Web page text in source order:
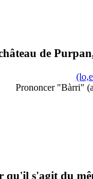
de
Prononcer "Bàrri"
qu'il s'agit du